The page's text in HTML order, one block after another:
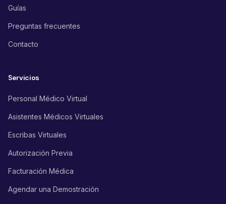
Guías
Preguntas frecuentes
Contacto
Servicios
Personal Médico Virtual
Asistentes Médicos Virtuales
Escribas Virtuales
Autorización Previa
Facturación Médica
Agendar una Demostración